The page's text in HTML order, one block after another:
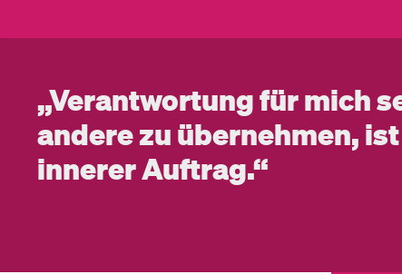
„Verantwortung für mich
andere zu übernehmen,
innerer Auftrag.“